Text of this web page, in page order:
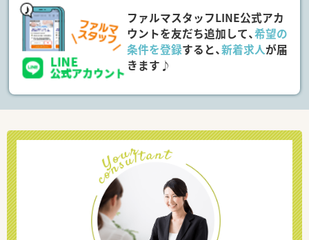
ファルマスタッフLINE公式アカ
ウントを友だち追加して、希望の
条件を登録すると、新着求人が届
きます♪